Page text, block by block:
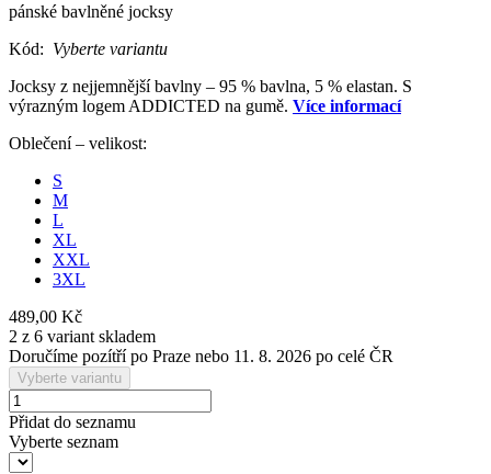
pánské bavlněné jocksy
Kód: Vyberte variantu
Jocksy z nejjemnější bavlny – 95 % bavlna, 5 % elastan. S
výrazným logem ADDICTED na gumě. Více informací
Oblečení – velikost:
S
M
L
XL
XXL
3XL
489,00 Kč
2 z 6 variant skladem
Doručíme pozítří po Praze nebo 11. 8. 2026 po celé ČR
Vyberte variantu
Přidat do seznamu
Vyberte seznam